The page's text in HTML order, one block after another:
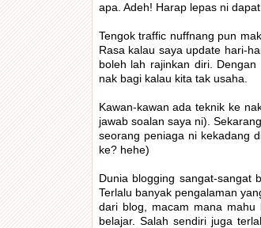
apa. Adeh! Harap lepas ni
Tengok traffic nuffnang pun
Rasa kalau saya update hari-
boleh lah rajinkan diri.
nak bagi kalau kita tak usaha.
Kawan-kawan ada teknik ke
jawab soalan saya ni).
seorang peniaga ni kekadang
ke? hehe)
Dunia blogging sangat-sangat
Terlalu banyak pengalaman
dari blog, macam mana mahu
belajar. Salah sendiri juga